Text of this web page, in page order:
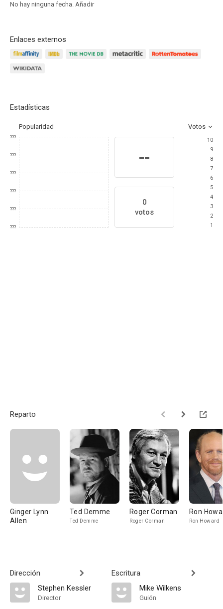
No hay ninguna fecha. Añadir
Enlaces externos
Estadísticas
Popularidad Votos
???
???
???
???
???
???
--
0
votos
10
9
8
7
6
5
4
3
2
1
Reparto
Ginger Lynn
Allen
Ted Demme
Ted Demme
Roger Corman
Roger Corman
Ron
Ron Howard
Dirección
Stephen Kessler
Director
Escritura
Mike Wilkens
Guión